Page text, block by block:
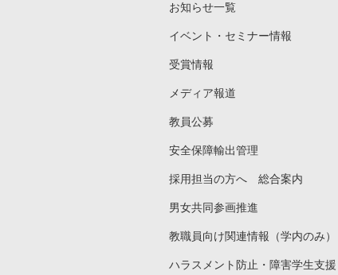
お知らせ一覧
イベント・セミナー情報
受賞情報
メディア報道
教員公募
安全保障輸出管理
採用担当の方へ 総合案内
男女共同参画推進
教職員向け関連情報（学内のみ）
ハラスメント防止・障害学生支援